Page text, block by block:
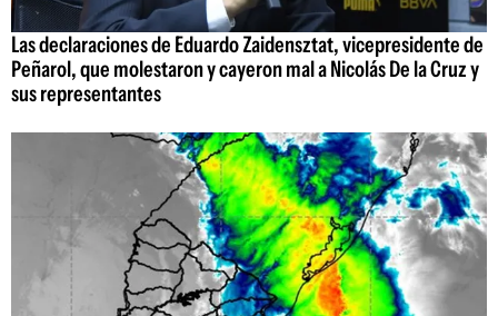
Las declaraciones de Eduardo Zaidensztat, vicepresidente de
Peñarol, que molestaron y cayeron mal a Nicolás De la Cruz y
sus representantes